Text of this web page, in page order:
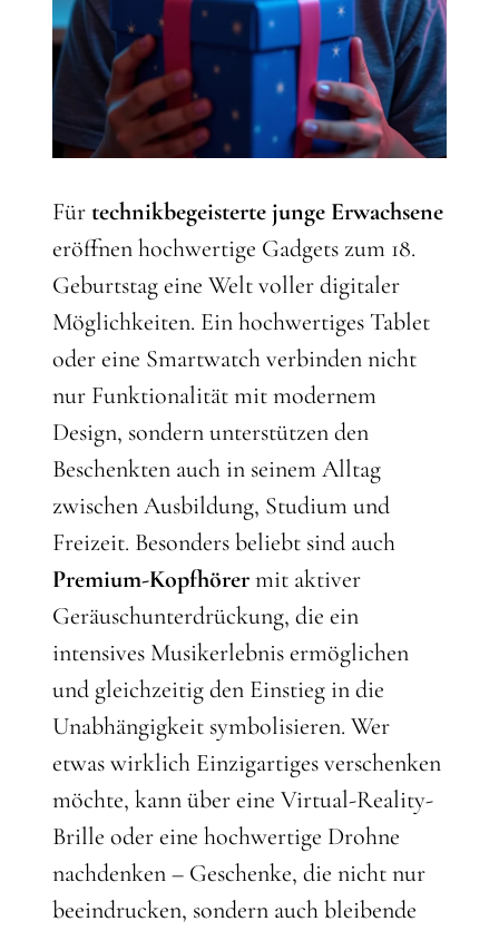
Fürtechnikbegeisterte junge Erwachsene
eröffnen hochwertige Gadgets zum 18.
Geburtstag eine Welt voller digitaler
Möglichkeiten. Ein hochwertiges Tablet
oder eine Smartwatch verbinden nicht
nur Funktionalität mit modernem
Design, sondern unterstützen den
Beschenkten auch in seinem Alltag
zwischen Ausbildung, Studium und
Freizeit. Besonders beliebt sind auch
Premium-Kopfhörermit aktiver
Geräuschunterdrückung, die ein
intensives Musikerlebnis ermöglichen
und gleichzeitig den Einstieg in die
Unabhängigkeit symbolisieren. Wer
etwas wirklich Einzigartiges verschenken
möchte, kann über eine Virtual-Reality-
Brille oder eine hochwertige Drohne
nachdenken – Geschenke, die nicht nur
beeindrucken, sondern auch bleibende